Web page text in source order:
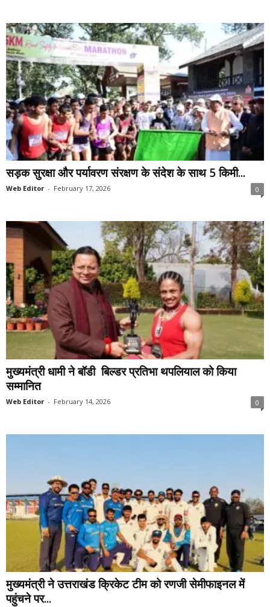
सड़क सुरक्षा और पर्यावरण संरक्षण के संदेश के साथ 5 किमी...
Web Editor - February 17, 2026 0
मुख्यमंत्री धामी ने बॉडी बिल्डर प्रतिभा थपलियाल को किया
सम्मानित
Web Editor - February 14, 2026 0
मुख्यमंत्री ने उत्तराखंड क्रिकेट टीम को रणजी सेमीफाइनल में
पहुंचने पर...